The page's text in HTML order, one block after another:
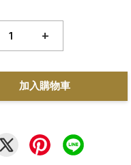
+
加入購物車